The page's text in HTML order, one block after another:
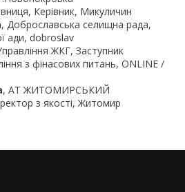
Керівник, Микуличин
, Доброславська селищна рада,
ади, dobroslav
ЖКГ, Заступник
з фінасових питань, ONLINE /
, АТ ЖИТОМИРСЬКИЙ
з якості, Житомир